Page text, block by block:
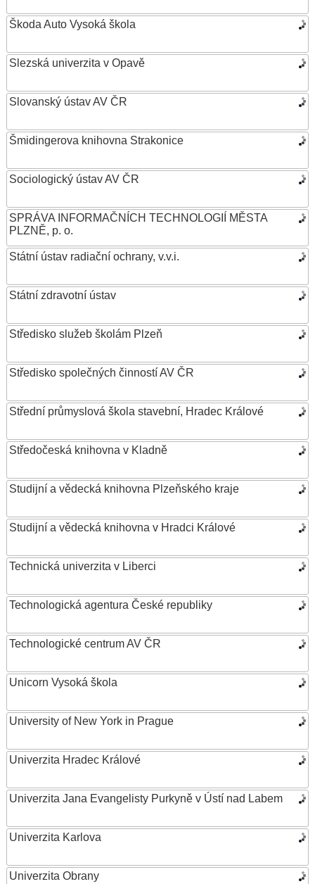
Škoda Auto Vysoká škola
Slezská univerzita v Opavě
Slovanský ústav AV ČR
Šmidingerova knihovna Strakonice
Sociologický ústav AV ČR
SPRÁVA INFORMAČNÍCH TECHNOLOGIÍ MĚSTA
PLZNĚ, p. o.
Státní ústav radiační ochrany, v.v.i.
Státní zdravotní ústav
Středisko služeb školám Plzeň
Středisko společných činností AV ČR
Střední průmyslová škola stavební, Hradec Králové
Středočeská knihovna v Kladně
Studijní a vědecká knihovna Plzeňského kraje
Studijní a vědecká knihovna v Hradci Králové
Technická univerzita v Liberci
Technologická agentura České republiky
Technologické centrum AV ČR
Unicorn Vysoká škola
University of New York in Prague
Univerzita Hradec Králové
Univerzita Jana Evangelisty Purkyně v Ústí nad Labem
Univerzita Karlova
Univerzita Obrany